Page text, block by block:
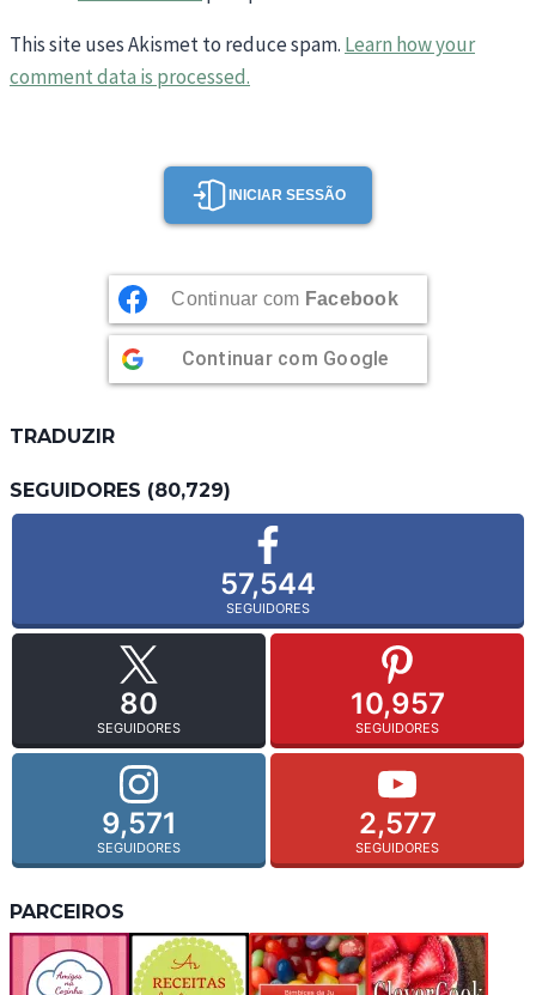
This site uses Akismet to reduce spam. Learn how your
comment data is processed.
INICIAR SESSÃO
Continuar com Facebook
Continuar com Google
TRADUZIR
SEGUIDORES (80,729)
57,544
SEGUIDORES
80
SEGUIDORES
10,957
SEGUIDORES
9,571
SEGUIDORES
2,577
SEGUIDORES
PARCEIROS